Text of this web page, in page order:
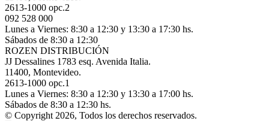
2613-1000 opc.2
092 528 000
Lunes a Viernes: 8:30 a 12:30 y 13:30 a 17:30 hs.
Sábados de 8:30 a 12:30
ROZEN DISTRIBUCIÓN
JJ Dessalines 1783 esq. Avenida Italia.
11400, Montevideo.
2613-1000 opc.1
Lunes a Viernes: 8:30 a 12:30 y 13:30 a 17:00 hs.
Sábados de 8:30 a 12:30 hs.
© Copyright 2026, Todos los derechos reservados.